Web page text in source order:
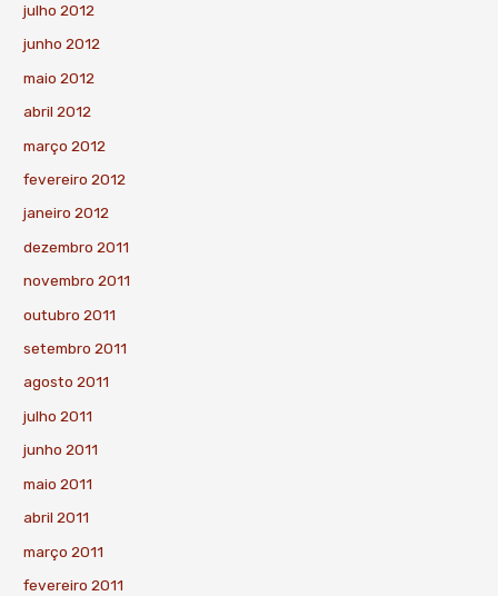
julho 2012
junho 2012
maio 2012
abril 2012
março 2012
fevereiro 2012
janeiro 2012
dezembro 2011
novembro 2011
outubro 2011
setembro 2011
agosto 2011
julho 2011
junho 2011
maio 2011
abril 2011
março 2011
fevereiro 2011